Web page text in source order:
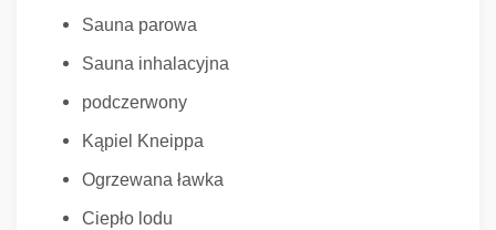
Sauna parowa
Sauna inhalacyjna
podczerwony
Kąpiel Kneippa
Ogrzewana ławka
Ciepło lodu